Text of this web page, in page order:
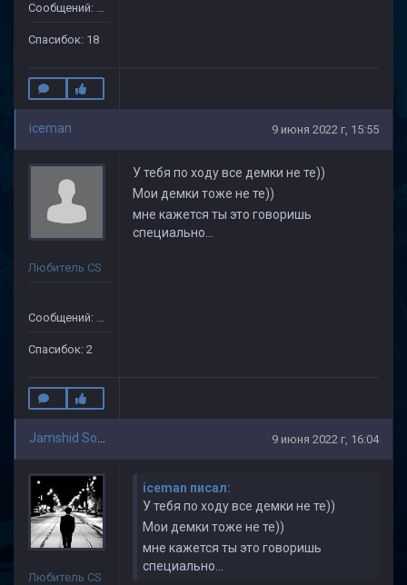
Сообщений: 505
Спасибок: 18
iceman 9 июня 2022 г, 15:55
Любитель CS
Сообщений: 36
Спасибок: 2
У тебя по ходу все демки не те))
Мои демки тоже не те))
мне кажется ты это говоришь
специально...
9 июня 2022 г, 16:04
Любитель CS
iceman писал:
У тебя по ходу все демки не те))
Мои демки тоже не те))
мне кажется ты это говоришь
специально...